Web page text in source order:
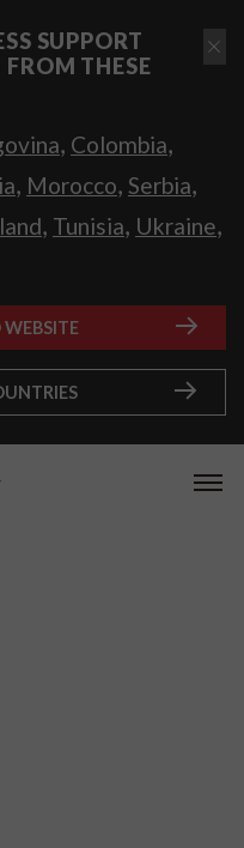
SUPPORT
THESE
, Colombia,
, Morocco, Serbia,
, Tunisia, Ukraine,